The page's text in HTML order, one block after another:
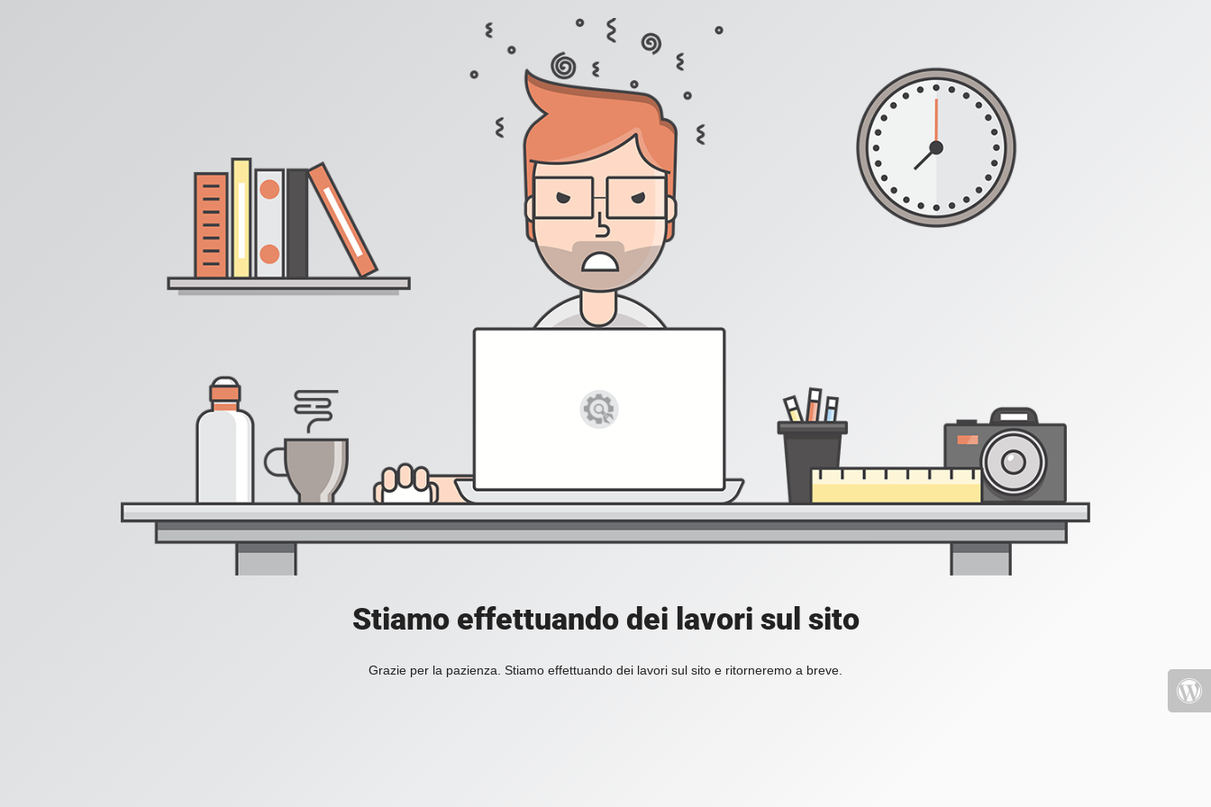
Stiamo effettuando dei lavori sul sito
Grazie per la pazienza. Stiamo effettuando dei lavori sul sito e ritorneremo a breve.